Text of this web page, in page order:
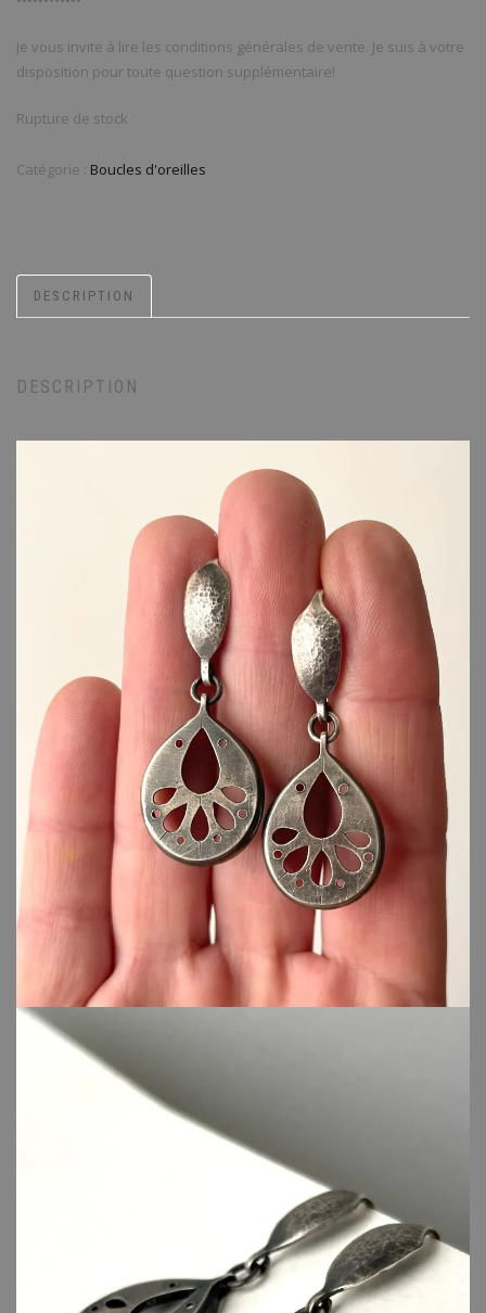
Je vous invite à lire les conditions générales de vente. Je suis à votre
disposition pour toute question supplémentaire!
Rupture de stock
Catégorie : Boucles d'oreilles
DESCRIPTION
DESCRIPTION